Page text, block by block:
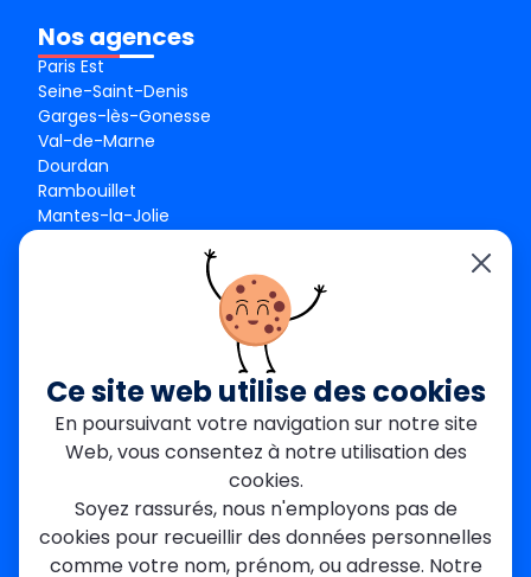
Nos agences
Paris Est
Seine-Saint-Denis
Garges-lès-Gonesse
Val-de-Marne
Dourdan
Rambouillet
Mantes-la-Jolie
contact@metallerie-grand-paris.com
46 bis Av. du Maine, 75015 Paris
Mentions légales
Politique De Confidentialité
Cookies
CGV
Engagements Clients
À propos
Blog Plan du site Avis FAQ
Ce site web utilise des cookies
En poursuivant votre navigation sur notre site
Web, vous consentez à notre utilisation des
cookies.
Soyez rassurés, nous n'employons pas de
cookies pour recueillir des données personnelles
comme votre nom, prénom, ou adresse. Notre